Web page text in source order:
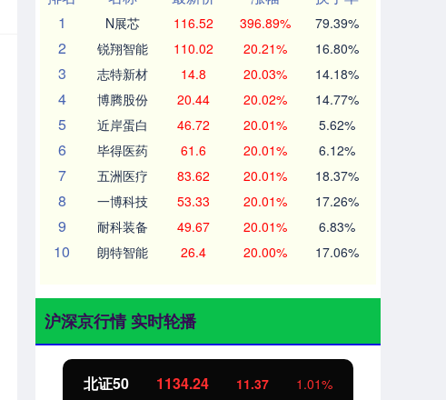
1
N展芯 116.52 396.89% 79.39%
2 锐翔智能 110.02 20.21% 16.80%
3 志特新材 14.8 20.03% 14.18%
4 博腾股份 20.44 20.02% 14.77%
5 近岸蛋白 46.72 20.01% 5.62%
6 毕得医药 61.6 20.01% 6.12%
7 五洲医疗 83.62 20.01% 18.37%
8 一博科技 53.33 20.01% 17.26%
9 耐科装备 49.67 20.01% 6.83%
10 朗特智能 26.4 20.00% 17.06%
沪深京行情 实时轮播
北证50 1134.24 11.37 1.01%